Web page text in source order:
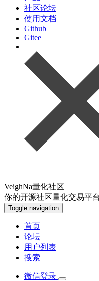
社区论坛
使用文档
Github
Gitee
VeighNa量化社区
你的开源社区量化交易平
Toggle navigation
首页
论坛
用户列表
搜索
微信登录